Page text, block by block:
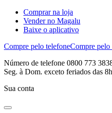
Comprar na loja
Vender no Magalu
Baixe o aplicativo
Compre pelo telefoneCompre pelo
Número de telefone 0800 773
Seg. à Dom. exceto feriados das
Sua conta